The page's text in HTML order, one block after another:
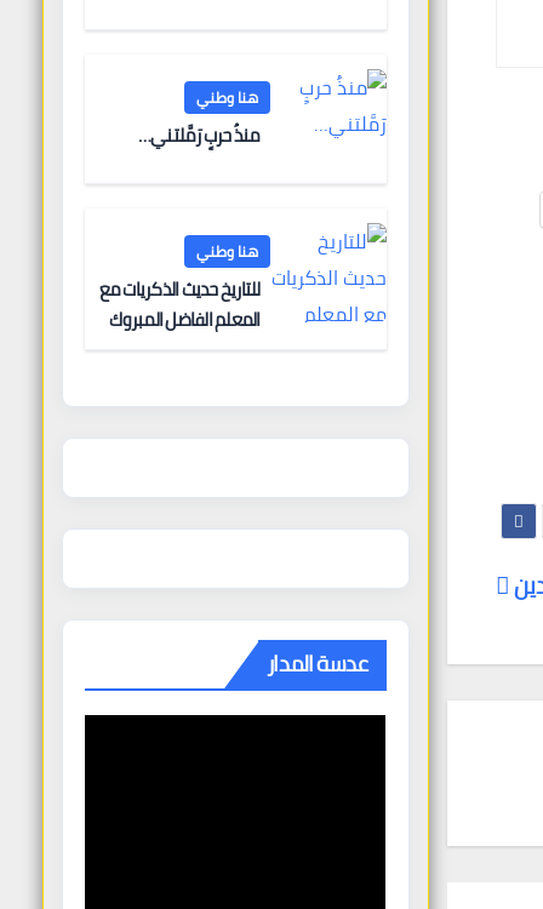
هنا وطني
منذُ حربٍ رَمَّلتني…
هنا وطني
للتاريخ حديث الذكريات مع
المعلم الفاضل المبروك
عدسة المدار